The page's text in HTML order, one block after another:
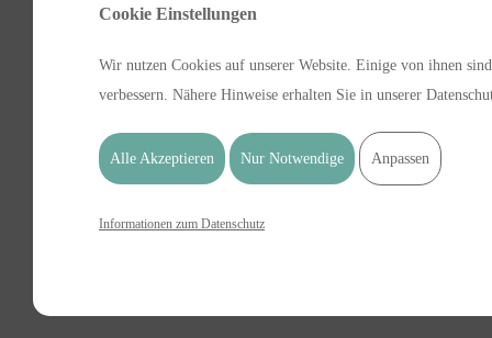
Cookie Einstellungen
Wir nutzen Cookies auf unserer Website. Einige von ihnen
verbessern. Nähere Hinweise erhalten Sie in unserer
Alle Akzeptieren Nur Notwendige Anpassen
Informationen zum Datenschutz